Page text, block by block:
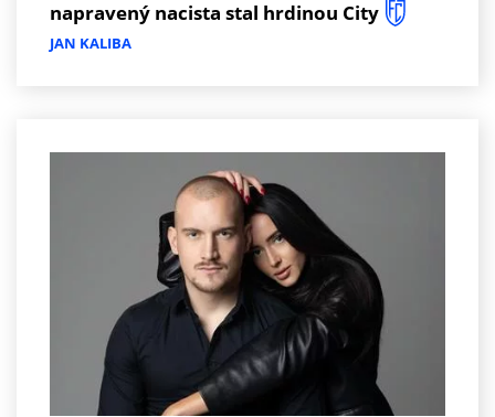
napravený nacista stal hrdinou City
JAN KALIBA